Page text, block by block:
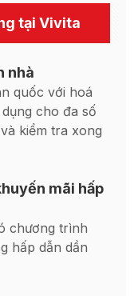
tại Vivita
nhà
quốc với hoá
cho đa số
kiểm tra xong
mãi hấp
chương trình
hấp dẫn dần